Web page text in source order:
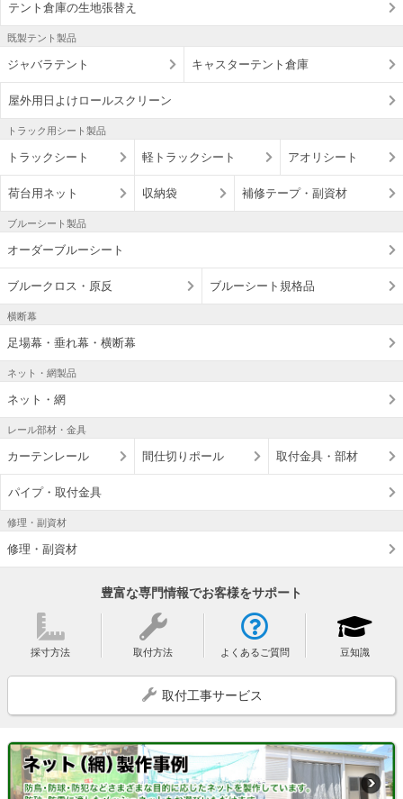
テント倉庫の生地張替え
既製テント製品
ジャバラテント キャスターテント倉庫
屋外用日よけロールスクリーン
トラック用シート製品
トラックシート 軽トラックシート アオリシート
荷台用ネット 収納袋 補修テープ・副資材
ブルーシート製品
オーダーブルーシート
ブルークロス・原反 ブルーシート規格品
横断幕
足場幕・垂れ幕・横断幕
ネット・網製品
ネット・網
レール部材・金具
カーテンレール 間仕切りポール 取付金具・部材
パイプ・取付金具
修理・副資材
修理・副資材
豊富な専門情報でお客様をサポート
採寸方法 取付方法 よくあるご質問 豆知識
取付工事サービス